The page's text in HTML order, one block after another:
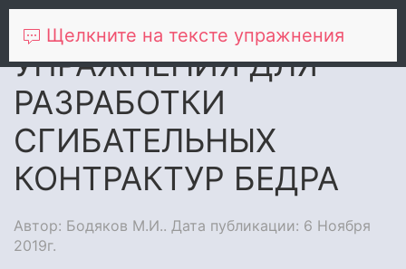
УПРАЖНЕНИЯ ДЛЯ
РАЗРАБОТКИ
СГИБАТЕЛЬНЫХ
КОНТРАКТУР БЕДРА
Автор: Бодяков М.И.. Дата публикации: 6 Ноября
2019г.
Щелкните на тексте упражнения